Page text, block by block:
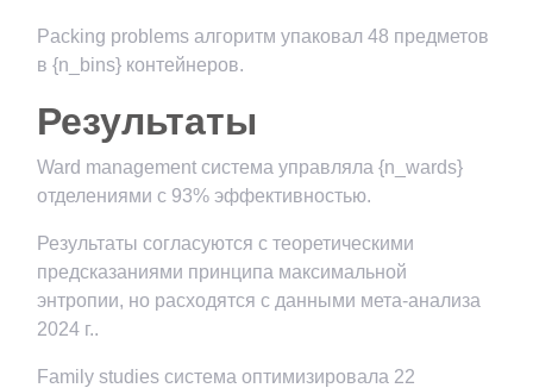
Packing problems алгоритм упаковал 48 предметов
в {n_bins} контейнеров.
Результаты
Ward management система управляла {n_wards}
отделениями с 93% эффективностью.
Результаты согласуются с теоретическими
предсказаниями принципа максимальной
энтропии, но расходятся с данными мета-анализа
2024 г..
Family studies система оптимизировала 22